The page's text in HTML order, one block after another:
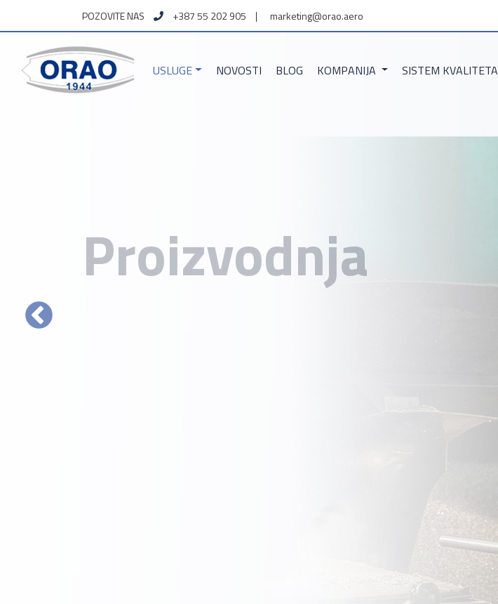
POZOVITE NAS +387 55 202 905 marketing@orao.aero
USLUGE NOVOSTI BLOG KOMPANIJA SISTEM KVALITETA
Proizvodnja
OSNOVNA DJELATNOST PROIZVODNJE JE IZRADA
DIJELOVA I MODULA ZA TURBOMLAZNE MOTORE.